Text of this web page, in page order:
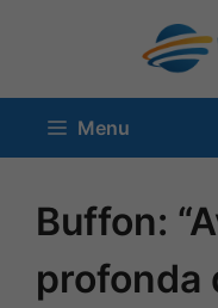
contenuto
Menu
Buffon:
profonda